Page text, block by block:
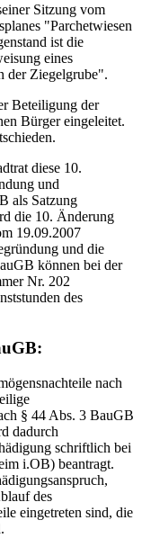
Sitzung vom
"Parchetwiesen
ist die
eines
der Ziegelgrube".
Beteiligung der
Bürger eingeleitet.
diese 10.
und
als Satzung
die 10. Änderung
19.09.2007
und die
können bei der
Nr. 202
des
nach
§ 44 Abs. 3 BauGB
dadurch
schriftlich bei
i.OB) beantragt.
des
eingetreten sind, die